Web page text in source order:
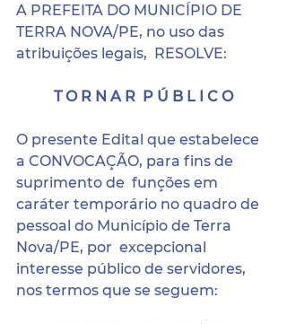
A PREFEITA DO MUNICÍPIO DE
TERRA NOVA/PE, no uso das
atribuições legais,  RESOLVE:
T O R N A R  P Ú B L I C O
O presente Edital que estabelece
a CONVOCAÇÃO, para fins de
suprimento de  funções em
caráter temporário no quadro de
pessoal do Município de Terra
Nova/PE, por  excepcional
interesse público de servidores,
nos termos que se seguem: